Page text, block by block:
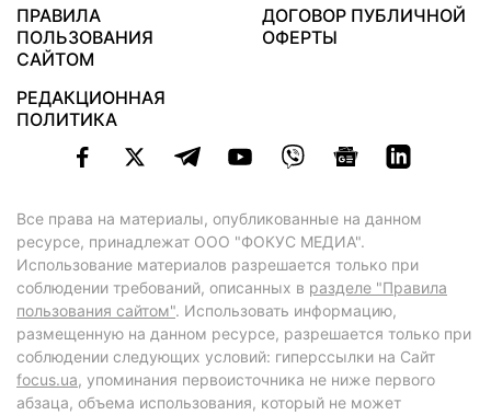
ПРАВИЛА
ПОЛЬЗОВАНИЯ
САЙТОМ
ДОГОВОР ПУБЛИЧНОЙ
ОФЕРТЫ
РЕДАКЦИОННАЯ
ПОЛИТИКА
Все права на материалы, опубликованные на данном
ресурсе, принадлежат ООО "ФОКУС МЕДИА".
Использование материалов разрешается только при
соблюдении требований, описанных в разделе "Правила
пользования сайтом". Использовать информацию,
размещенную на данном ресурсе, разрешается только при
соблюдении следующих условий: гиперссылки на Сайт
focus.ua, упоминания первоисточника не ниже первого
абзаца, объема использования, который не может